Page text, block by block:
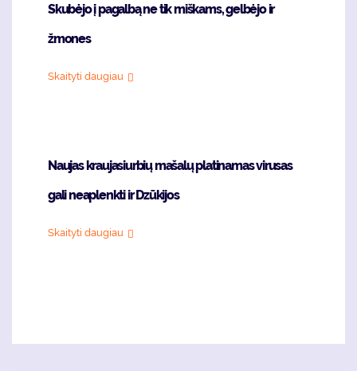
Skubėjo į pagalbą ne tik miškams, gelbėjo ir
žmones
Skaityti daugiau
Naujas kraujasiurbių mašalų platinamas virusas
gali neaplenkti ir Dzūkijos
Skaityti daugiau